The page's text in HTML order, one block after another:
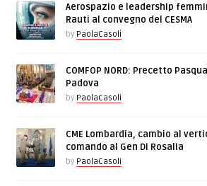
Aerospazio e leadership
Rauti al convegno del CESMA
by PaolaCasoli
COMFOP NORD: Precetto
Padova
by PaolaCasoli
CME Lombardia, cambio al
comando al Gen Di Rosalia
by PaolaCasoli